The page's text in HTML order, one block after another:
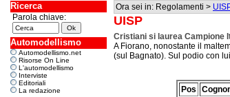
Ricerca
Parola chiave:
Automodellismo
Automodellismo.net
Risorse On Line
L'automodellismo
Interviste
Editoriali
La redazione
Ora sei in: Regolamenti >
UISP
Cristiani si laurea Campione
A Fiorano, nonostante il
(sul Bagnato). Sul podio con
Pos